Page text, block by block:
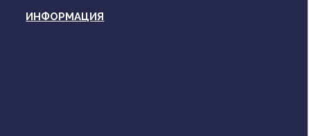
ИНФОРМАЦИЯ